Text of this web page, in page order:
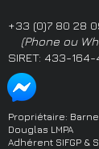
+33 (0)7 80 28
(Phone ou
SIRET: 433-
Propriétaire:
Douglas LMPA
Adhérent SIFGP &